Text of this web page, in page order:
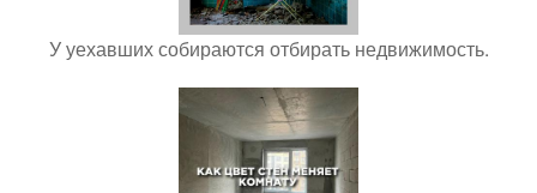
У уехавших собираются отбирать недвижимость.